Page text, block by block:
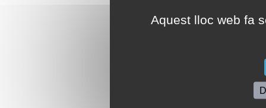
Aquest lloc web fa